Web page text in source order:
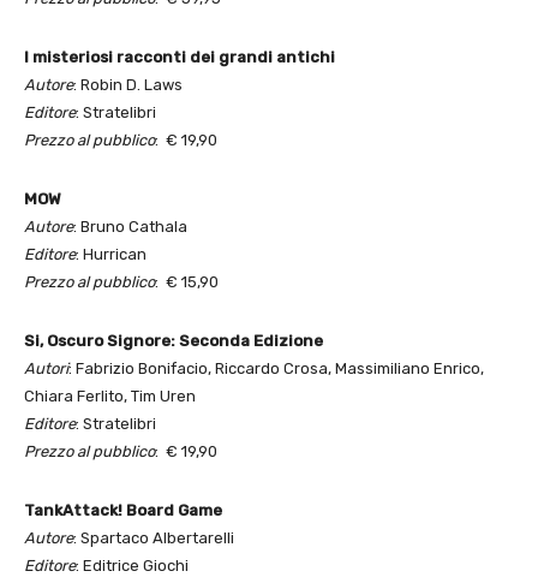
I misteriosi racconti dei grandi antichi
Autore: Robin D. Laws
Editore: Stratelibri
Prezzo al pubblico: € 19,90
MOW
Autore: Bruno Cathala
Editore: Hurrican
Prezzo al pubblico: € 15,90
Si, Oscuro Signore: Seconda Edizione
Autori: Fabrizio Bonifacio, Riccardo Crosa, Massimiliano Enrico,
Chiara Ferlito, Tim Uren
Editore: Stratelibri
Prezzo al pubblico: € 19,90
TankAttack! Board Game
Autore: Spartaco Albertarelli
Editore: Editrice Giochi